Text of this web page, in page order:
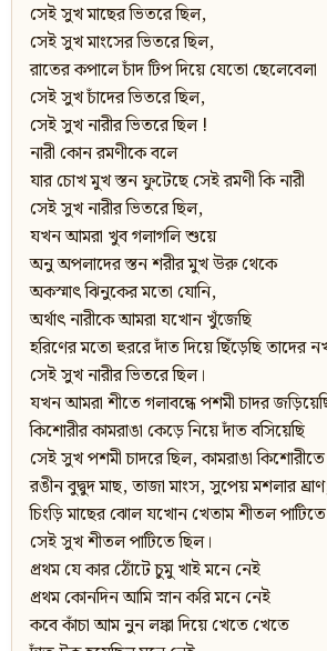
সেই সুখ মাছের ভিতরে ছিল,
সেই সুখ মাংসের ভিতরে ছিল,
রাতের কপালে চাঁদ টিপ দিয়ে যেতো ছেলেবেলা
সেই সুখ চাঁদের ভিতরে ছিল,
সেই সুখ নারীর ভিতরে ছিল !
নারী কোন রমণীকে বলে
যার চোখ মুখ স্তন ফুটেছে সেই রমণী কি নারী
সেই সুখ নারীর ভিতরে ছিল,
যখন আমরা খুব গলাগলি শুয়ে
অনু অপলাদের স্তন শরীর মুখ উরু থেকে
অকস্মাৎ ঝিনুকের মতো যোনি,
অর্থাৎ নারীকে আমরা যখোন খুঁজেছি
হরিণের মতো হুররে দাঁত দিয়ে ছিঁড়েছি তাদের
সেই সুখ নারীর ভিতরে ছিল।
যখন আমরা শীতে গলাবন্ধে পশমী চাদর
কিশোরীর কামরাঙা কেড়ে নিয়ে দাঁত বসিয়েছি
সেই সুখ পশমী চাদরে ছিল, কামরাঙা
রঙীন বুদ্বুদ মাছ, তাজা মাংস, সুপেয় মশলার
চিংড়ি মাছের ঝোল যখোন খেতাম শীতল
সেই সুখ শীতল পাটিতে ছিল।
প্রথম যে কার ঠোঁটে চুমু খাই মনে নেই
প্রথম কোনদিন আমি স্নান করি মনে নেই
কবে কাঁচা আম নুন লঙ্কা দিয়ে খেতে খেতে